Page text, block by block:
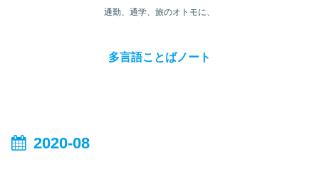
通勤、通学、旅のオトモに、
多言語ことばノート
2020-08